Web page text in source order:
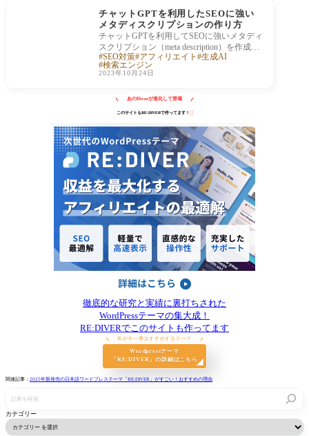
チャットGPTを利用したSEOに強い
メタディスクリプションの作り方
チャットGPTを利用してSEOに強いメタディ
スクリプション（meta description）を作成す
る際には、検索エンジンが重視する要素を
把握し、
SEO対策 アフィリエイト
生成AI
検索エンジン
2023年10月24日
あのDiverが進化して登場
このサイトもRE:DIVERで作ってます！ 
徹底的な研究と実績に裏打ちされた
WordPressテーマの集大成！
RE:DIVERでこのサイトも作ってます
私が今一番おすすめするテーマ
Wordpressテーマ
「RE:DIVER」の詳細はこちら
関連記事： 2025年新発売の日本語ワードプレステーマ「RE:DIVER」がすごい！おすすめの理由
を
検
カテゴリー